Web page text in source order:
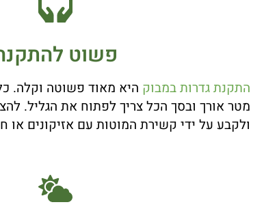
פשוט
התקנת גדרות במבוק
מטר אורך ובסך הכל צריך לפתוח את הגליל.
ולקבע על ידי קשירת המוטות עם אזיקונים או